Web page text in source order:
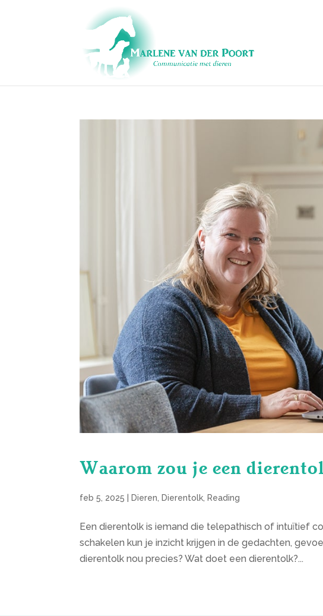
Waarom zou je een
feb 5, 2025 Dieren Dierentolk Reading
Een dierentolk is iemand die telepathisch of intuïtief
schakelen kun je inzicht krijgen in de gedachten,
dierentolk nou precies? Wat doet een dierentolk?...